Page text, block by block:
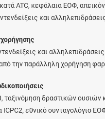
ATC, κεφάλαια ΕΟΦ,
και
και
την παράλληλη χορήγηση
ταξινόμηση δραστικών ουσιών
εθνικό συνταγολόγιο